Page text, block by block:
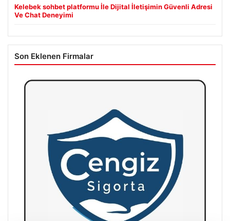
Kelebek sohbet platformu İle Dijital İletişimin Güvenli Adresi
Ve Chat Deneyimi
Son Eklenen Firmalar